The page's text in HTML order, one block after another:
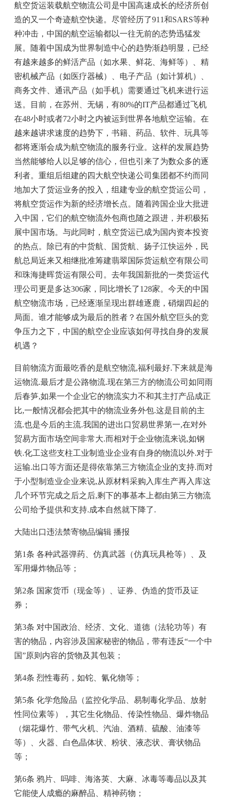
航空货运装载航空物流公司是中国高速成长的经济所创
造的又一个奇迹航空快递。尽管经历了911和SARS等种
种冲击，中国的航空运输都以一往无前的态势迅猛发
展。随着中国成为世界制造中心的趋势渐趋明显，已经
有越来越多的鲜活产品（如水果、鲜花、海鲜等）、精
密机械产品（如医疗器械）、电子产品（如计算机）、
商务文件、通讯产品（如手机）需要通过飞机来进行运
送。目前，在苏州、无锡，有80%的IT产品都通过飞机
在48小时或者72小时之内被运到世界各地航空运输。在
越来越讲求速度的趋势下，书籍、药品、软件、玩具等
都将逐渐会成为航空物流的服务行业。这样的发展趋势
当然能够给人以足够的信心，但也引来了为数众多的逐
利者。重组后组建的四大航空快递公司集团都不约而同
地加大了货运业务的投入，组建专业的航空货运公司，
将航空货运作为新的经济增长点。随着跨国企业大批进
入中国，它们的航空物流外包商也随之跟进，并积极拓
展中国市场。与此同时，航空货运已成为国内资本投资
的热点。除已有的中货航、国货航、扬子江快运外，民
航总局近来又相继批准筹建翡翠国际货运航空有限公司
和珠海捷晖货运有限公司。去年我国新批的一类货运代
理公司更是多达306家，同比增长了128家。今天的中国
航空物流市场，已经逐渐呈现出群雄逐鹿，硝烟四起的
局面。谁才能够成为最后的胜者？在国外航空巨头的竞
争压力之下，中国的航空企业应该如何寻找自身的发展
机遇？
目前物流方面最吃香的是航空物流,福利最好.下来就是海
运物流.最后才是公路物流.现在第三方的物流公司如同雨
后春笋,如果一个企业它的物流实力不和其主打产品成正
比,一般情况都会把其中的物流业务外包.这是目前的主
流.也是今后的主流.我国的进出口贸易世界第一,在对外
贸易方面市场空间非常大.而相对于企业物流来说,如钢
铁.化工这些支柱工业制造业企业有自身的物流以外.对于
运输.出口等方面还是得依靠第三方物流企业的支持.而对
于小型制造业企业来说,从原材料采购入库生产再入库这
几个环节完成之后之后,剩下的事基本上都由第三方物流
公司给予提供和支持.成本自然就下降了.
大陆出口违法禁寄物品编辑 播报
第1条 各种武器弹药、仿真武器（仿真玩具枪等）、及
军用爆炸物品等；
第2条 国家货币（现金等）、证券、伪造的货币及证
券；
第3条 对中国政治、经济、文化、道德（法轮功等）有
害的物品，内容涉及国家秘密的物品，带有违反“一个中
国”原则内容的货物及其包装；
第4条 烈性毒药，如铊、氰化物等；
第5条 化学危险品（监控化学品、易制毒化学品、放射
性同位素等），其它生化物品、传染性物品、爆炸物品
（烟花爆竹、带气火机、汽油、酒精、硫酸、油漆等
等）、火器、白色晶体状、粉状、液态状、膏状物品
等；
第6条 鸦片、吗啡、海洛英、大麻、冰毒等毒品以及其
它能使人成瘾的麻醉品、精神药物；